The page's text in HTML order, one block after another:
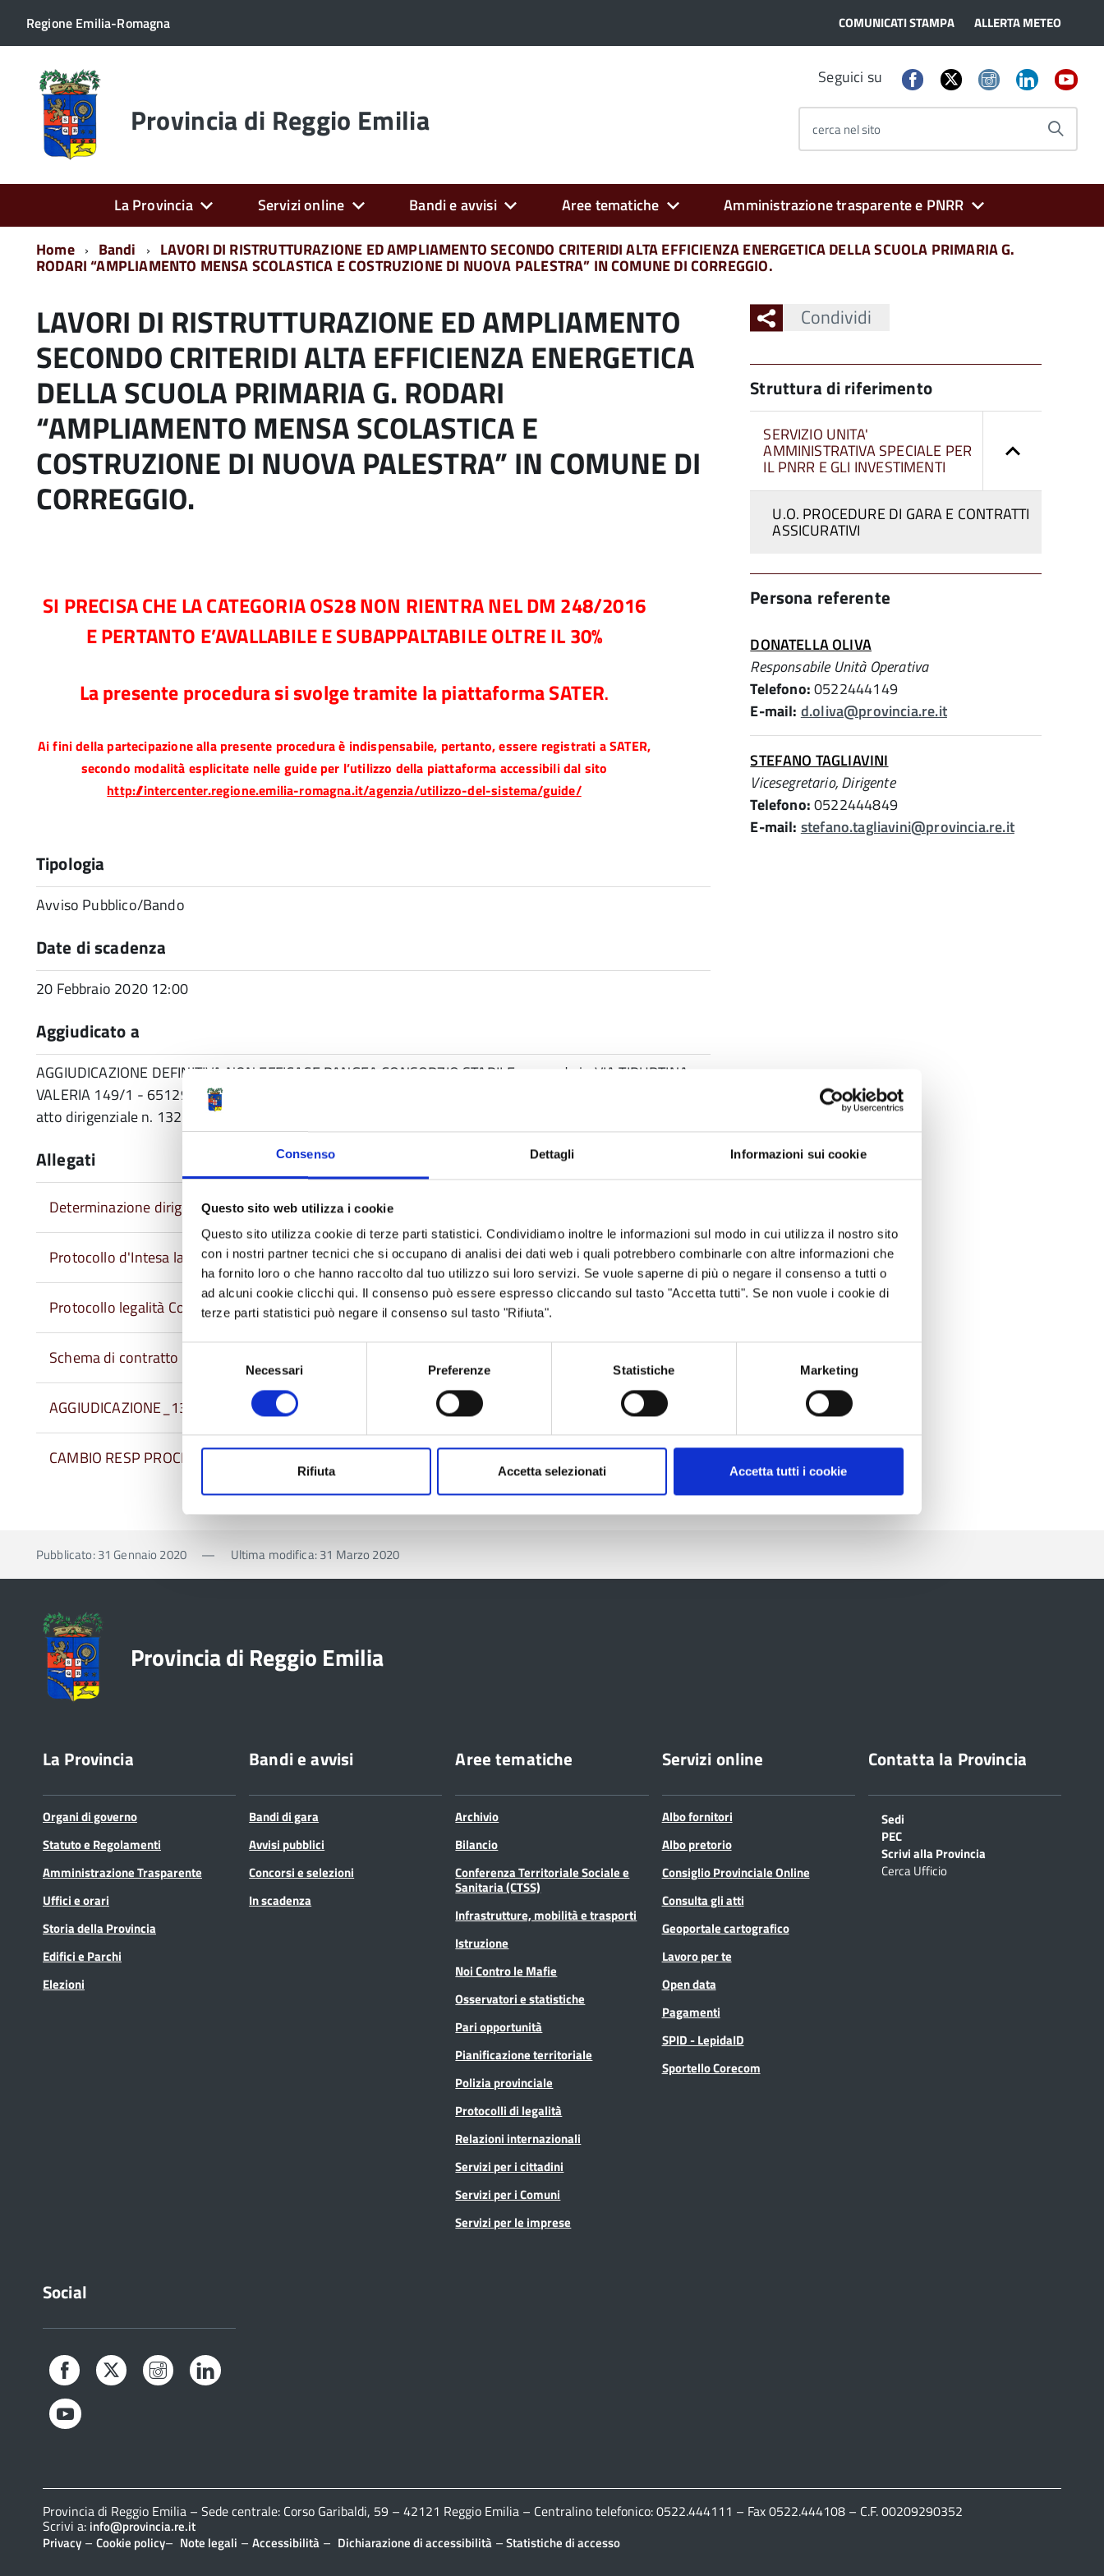
Consenso Dettagli Informazioni sui cookie
Questo sito web utilizza i cookie
Questo sito utilizza cookie di terze parti statistici. Condividiamo inoltre le informazioni sul modo in cui utilizza il nostro sito
con i nostri partner tecnici che si occupano di analisi dei dati web i quali potrebbero combinarle con altre informazioni che
ha fornito loro o che hanno raccolto dal tuo utilizzo sui loro servizi. Se vuole saperne di più o negare il consenso a tutti o
ad alcuni cookie clicchi qui. Il consenso può essere espresso cliccando sul tasto "Accetta tutti". Se non vuole i cookie di
terze parti statistici può negare il consenso sul tasto "Rifiuta".
Necessari Preferenze Statistiche Marketing
Rifiuta Accetta selezionati Accetta tutti i cookie
Regione Emilia-Romagna COMUNICATI STAMPA ALLERTA METEO
Torna
alla
home
page Provincia di Reggio Emilia
Seguici su
cerca nel sito
La Provincia Servizi online Bandi e avvisi Aree tematiche
Amministrazione trasparente e PNRR
Home
Bandi LAVORI DI RISTRUTTURAZIONE ED AMPLIAMENTO SECONDO CRITERIDI ALTA EFFICIENZA ENERGETICA DELLA SCUOLA PRIMARIA G.
RODARI “AMPLIAMENTO MENSA SCOLASTICA E COSTRUZIONE DI NUOVA PALESTRA” IN COMUNE DI CORREGGIO.
LAVORI DI RISTRUTTURAZIONE ED AMPLIAMENTO
SECONDO CRITERIDI ALTA EFFICIENZA ENERGETICA
DELLA SCUOLA PRIMARIA G. RODARI
“AMPLIAMENTO MENSA SCOLASTICA E
COSTRUZIONE DI NUOVA PALESTRA” IN COMUNE DI
CORREGGIO.
SI PRECISA CHE LA CATEGORIA OS28 NON RIENTRA NEL DM 248/2016
E PERTANTO E’AVALLABILE E SUBAPPALTABILE OLTRE IL 30%
La presente procedura si svolge tramite la piattaforma SATER.
Ai fini della partecipazione alla presente procedura è indispensabile, pertanto, essere registrati a SATER,
secondo modalità esplicitate nelle guide per l’utilizzo della piattaforma accessibili dal sito
http://intercenter.regione.emilia-romagna.it/agenzia/utilizzo-del-sistema/guide/
Tipologia
Avviso Pubblico/Bando
Date di scadenza
20 Febbraio 2020 12:00
Aggiudicato a
AGGIUDICAZIONE DEFINITIVA NON EFFICACE PANGEA CONSORZIO STABILE con sede in VIA TIBURTINA
VALERIA 149/1 - 65129 PESCARA - codice fiscale 01943430684. Ribasso Percentuale Offerto: 24,431%
atto dirigenziale n. 132 del 19/03/2020
Allegati
Determinazione dirigenziale inizio SUA
Protocollo d'Intesa lavoro nero
Protocollo legalità Comune Correggio
Schema di contratto
AGGIUDICAZIONE_132_2020.pdf
CAMBIO RESP PROCEDURA GARA_126_2020.pdf
Condividi
Struttura di riferimento
SERVIZIO UNITA'
AMMINISTRATIVA SPECIALE PER
IL PNRR E GLI INVESTIMENTI
U.O. PROCEDURE DI GARA E CONTRATTI
ASSICURATIVI
Persona referente
DONATELLA OLIVA
Responsabile Unità Operativa
Telefono:0522444149
E-mail: d.oliva@provincia.re.it
STEFANO TAGLIAVINI
Vicesegretario, Dirigente
Telefono:0522444849
E-mail: stefano.tagliavini@provincia.re.it
Pubblicato: 31 Gennaio 2020 — Ultima modifica: 31 Marzo 2020
Provincia di Reggio Emilia
La Provincia
Organi di governo
Statuto e Regolamenti
Amministrazione Trasparente
Uffici e orari
Storia della Provincia
Edifici e Parchi
Elezioni
Bandi e avvisi
Bandi di gara
Avvisi pubblici
Concorsi e selezioni
In scadenza
Aree tematiche
Archivio
Bilancio
Conferenza Territoriale Sociale e
Sanitaria (CTSS)
Infrastrutture, mobilità e trasporti
Istruzione
Noi Contro le Mafie
Osservatori e statistiche
Pari opportunità
Pianificazione territoriale
Polizia provinciale
Protocolli di legalità
Relazioni internazionali
Servizi per i cittadini
Servizi per i Comuni
Servizi per le imprese
Servizi online
Albo fornitori
Albo pretorio
Consiglio Provinciale Online
Consulta gli atti
Geoportale cartografico
Lavoro per te
Open data
Pagamenti
SPID - LepidaID
Sportello Corecom
Contatta la Provincia
Sedi
PEC
Scrivi alla Provincia
Cerca Ufficio
Social
Facebook Twitter Instagram
Provincia di Reggio Emilia – Sede centrale: Corso Garibaldi, 59 – 42121 Reggio Emilia – Centralino telefonico: 0522.444111 – Fax 0522.444108 – C.F. 00209290352
Scrivi a: info@provincia.re.it
Privacy – Cookie policy– Note legali – Accessibilità – Dichiarazione di accessibilità –Statistiche di accesso